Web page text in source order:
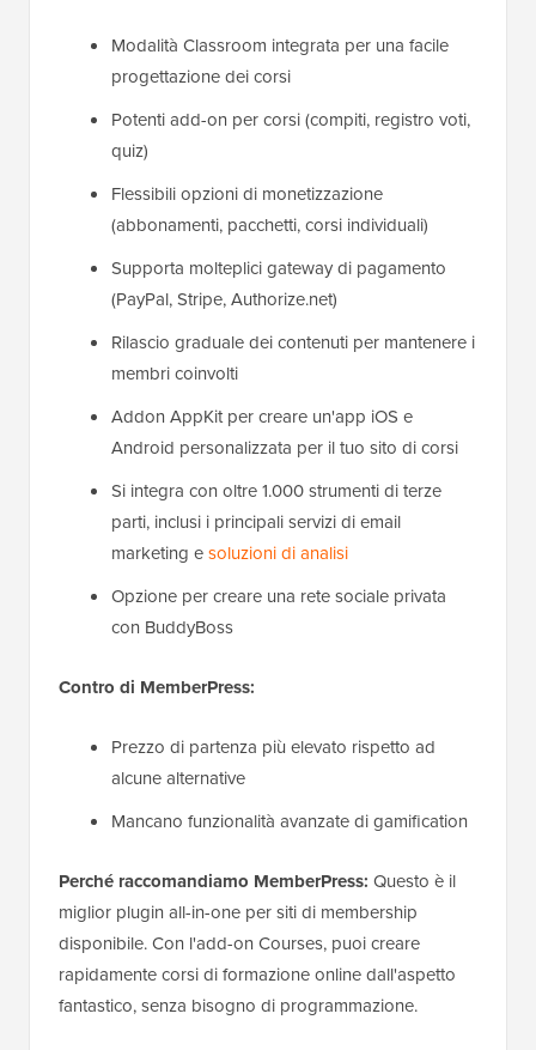
Modalità Classroom integrata per una facile
progettazione dei corsi
Potenti add-on per corsi (compiti, registro voti,
quiz)
Flessibili opzioni di monetizzazione
(abbonamenti, pacchetti, corsi individuali)
Supporta molteplici gateway di pagamento
(PayPal, Stripe, Authorize.net)
Rilascio graduale dei contenuti per mantenere i
membri coinvolti
Addon AppKit per creare un'app iOS e
Android personalizzata per il tuo sito di corsi
Si integra con oltre 1.000 strumenti di terze
parti, inclusi i principali servizi di email
marketing esoluzioni di analisi
Opzione per creare una rete sociale privata
con BuddyBoss
Contro di MemberPress:
Prezzo di partenza più elevato rispetto ad
alcune alternative
Mancano funzionalità avanzate di gamification
Perché raccomandiamo MemberPress: Questo è il
miglior plugin all-in-one per siti di membership
disponibile. Con l'add-on Courses, puoi creare
rapidamente corsi di formazione online dall'aspetto
fantastico, senza bisogno di programmazione.